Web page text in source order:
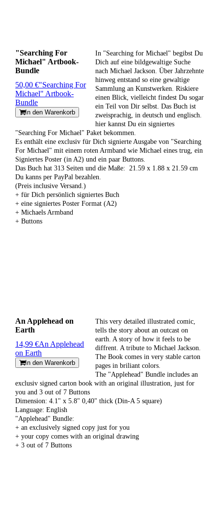
"Searching For
Michael" Artbook-
Bundle
50,00 €"Searching For
Michael" Artbook-
Bundle
In den Warenkorb
In "Searching for Michael" begibst Du
Dich auf eine bildgewaltige Suche
nach Michael Jackson. Über Jahrzehnte
hinweg entstand so eine gewaltige
Sammlung an Kunstwerken. Riskiere
einen Blick, vielleicht findest Du sogar
ein Teil von Dir selbst. Das Buch ist
zweisprachig, in deutsch und englisch.
hier kannst Du ein signiertes
"Searching For Michael" Paket bekommen.
Es enthält eine exclusiv für Dich signierte Ausgabe von "Searching
For Michael" mit einem roten Armband wie Michael eines trug, ein
Signiertes Poster (in A2) und ein paar Buttons.
Das Buch hat 313 Seiten und die Maße: ‎ 21.59 x 1.88 x 21.59 cm
Du kanns per PayPal bezahlen.
(Preis inclusive Versand.)
+ für Dich persönlich signiertes Buch
+ eine signiertes Poster Format (A2)
+ Michaels Armband
+ Buttons
An Applehead on
Earth
14,99 €An Applehead
on Earth
In den Warenkorb
This very detailed illustrated comic,
tells the story about an outcast on
earth. A story of how it feels to be
diffrent. A tribute to Michael Jackson.
The Book comes in very stable carton
pages in briliant colors.
The "Applehead" Bundle includes an
exclusiv signed carton book with an original illustration, just for
you and 3 out of 7 Buttons
Dimension: 4.1" x 5.8" 0,40" thick (Din-A 5 square)
Language: English
"Applehead" Bundle:
+ an exclusively signed copy just for you
+ your copy comes with an original drawing
+ 3 out of 7 Buttons